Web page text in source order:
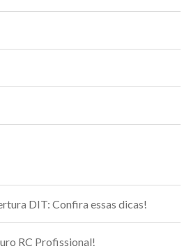
DIT: Confira essas dicas!
RC Profissional!